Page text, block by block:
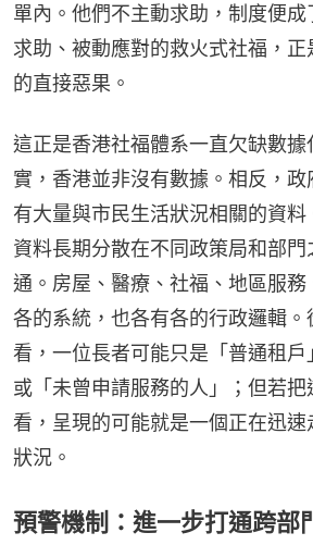
單內。他們不主動求助，制度便
求助、被動應對的救火式社福，
的直接惡果。
這正是香港社福體系一直欠缺數
實，香港並非沒有數據。相反，
有大量與市民生活狀況相關的資
資料長期分散在不同政策局和部
通。房屋、醫療、社福、地區服
各的系統，也各有各的行政邏輯。
看，一位長者可能只是「普通租戶
或「未曾申請服務的人」；但若
看，呈現的可能就是一個正在迅
狀況。
預警機制：進一步打通跨部